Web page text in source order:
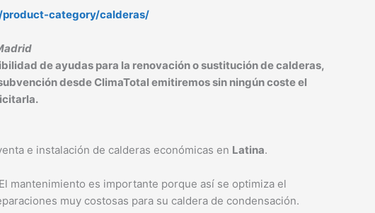
category/calderas/
de ayudas para la renovación o sustitución de calderas,
desde ClimaTotal emitiremos sin ningún coste el
e instalación de calderas económicas en Latina.
mantenimiento es importante porque así se optimiza el
muy costosas para su caldera de condensación.